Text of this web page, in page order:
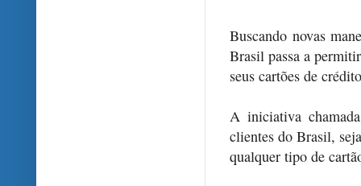
Buscando novas
Brasil passa a
seus cartões de
A iniciativa
clientes do Brasil,
qualquer tipo de